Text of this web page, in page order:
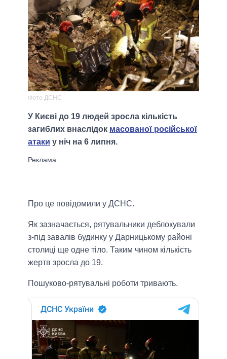
Фото ДСНС
У Києві до 19 людей зросла кількість
загиблих внаслідок масованої російської
атаки у ніч на 6 липня.
Про це повідомили у ДСНС.
Як зазначається, рятувальники деблокували
з-під завалів будинку у Дарницькому районі
столиці ще одне тіло. Таким чином кількість
жертв зросла до 19.
Пошуково-рятувальні роботи тривають.